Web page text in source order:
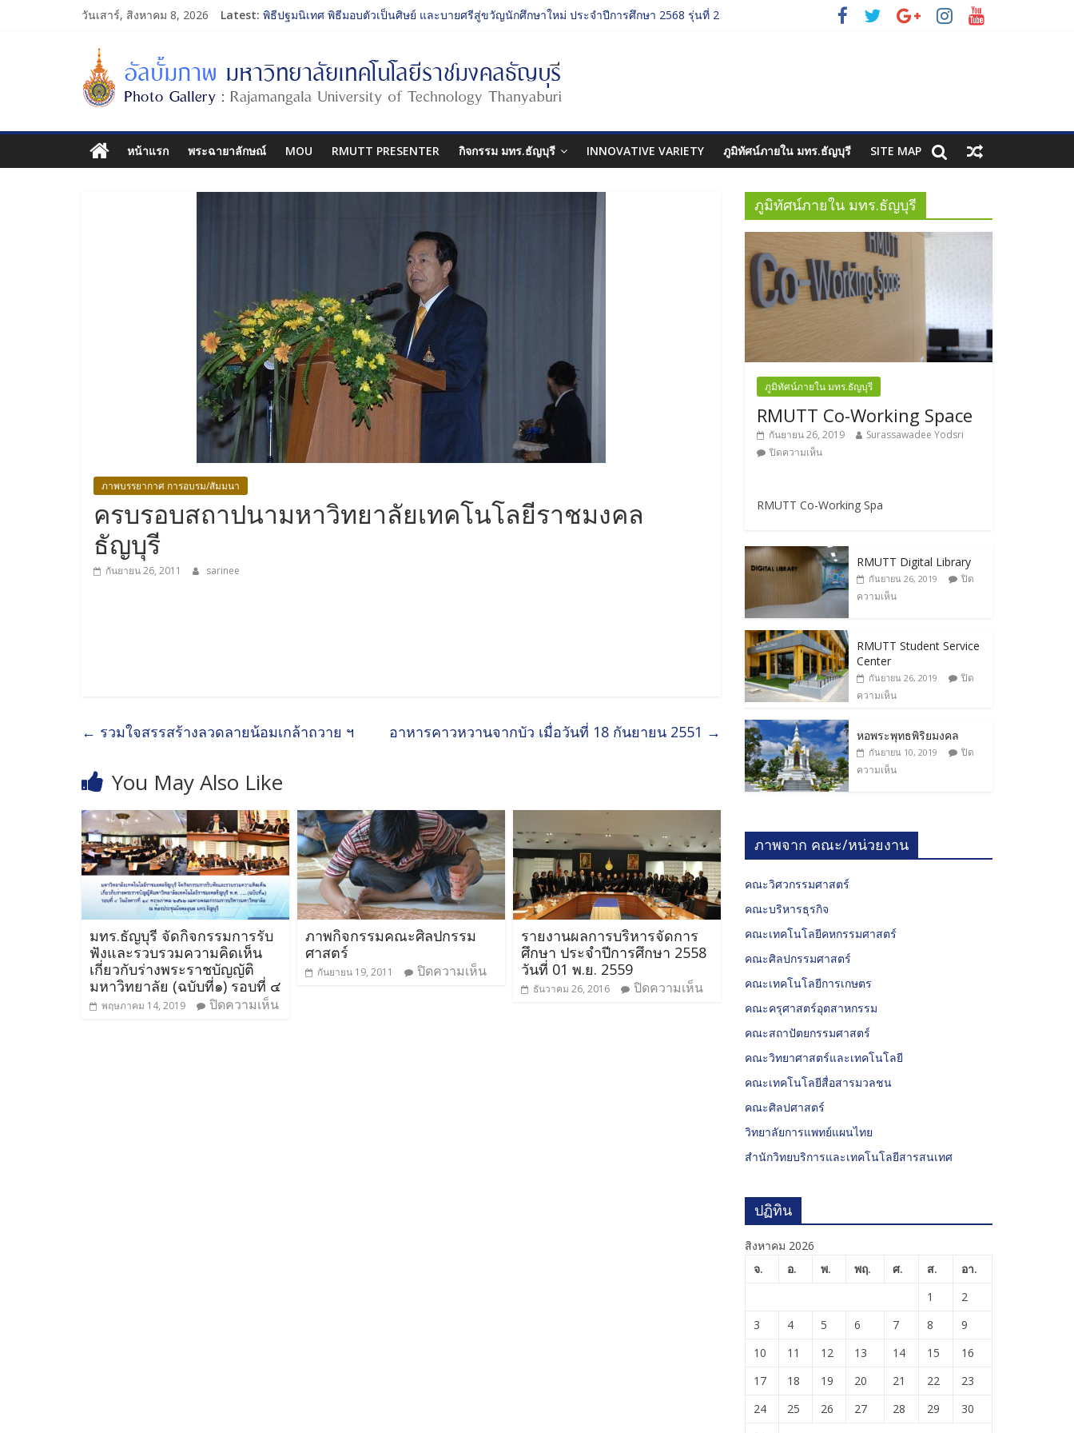
วันเสาร์, สิงหาคม 8, 2026 Latest: พิธีปฐมนิเทศ พิธีมอบตัวเป็นศิษย์ และบายศรีสู่ขวัญนักศึกษาใหม่ ประจำปีการศึกษา 2568 รุ่นที่ 2
รับน้องเข้าคณะศิลปกรรมศาสตร์ “โยนลูกรักษ์”
พิธีปฐมนิเทศ พิธีมอบตัวเป็นศิษย์ และบายศรีสู่ขวัญนักศึกษาใหม่ ประจำปีการศึกษา 2568 รุ่นที่ 3
หน้าแรก พระฉายาลักษณ์ MOU RMUTT PRESENTER กิจกรรม มทร.ธัญบุรี INNOVATIVE VARIETY ภูมิทัศน์ภายใน มทร.ธัญบุรี SITE MAP
ภาพบรรยากาศ การอบรม/สัมมนา
ครบรอบสถาปนามหาวิทยาลัยเทคโนโลยีราชมงคล
ธัญบุรี
กันยายน 26, 2011 sarinee
← รวมใจสรรสร้างลวดลายน้อมเกล้าถวาย ฯ อาหารคาวหวานจากบัว เมื่อวันที่ 18 กันยายน 2551 →
You May Also Like
มทร.ธัญบุรี จัดกิจกรรมการรับ
ฟังและรวบรวมความคิดเห็น
เกี่ยวกับร่างพระราชบัญญัติ
มหาวิทยาลัย (ฉบับที่๑) รอบที่ ๔
พฤษภาคม 14, 2019 ปิดความเห็น
ภาพกิจกรรมคณะศิลปกรรม
ศาสตร์
กันยายน 19, 2011 ปิดความเห็น
รายงานผลการบริหารจัดการ
ศึกษา ประจำปีการศึกษา 2558
วันที่ 01 พ.ย. 2559
ธันวาคม 26, 2016 ปิดความเห็น
ภูมิทัศน์ภายใน มทร.ธัญบุรี
ภูมิทัศน์ภายใน มทร.ธัญบุรี
RMUTT Co-Working Space
กันยายน 26, 2019
Surassawadee Yodsri
ปิดความเห็น
RMUTT Co-Working Spa
RMUTT Digital Library
กันยายน 26, 2019
ปิด
ความเห็น
RMUTT Student Service
Center
กันยายน 26, 2019
ปิด
ความเห็น
หอพระพุทธพิริยมงคล
กันยายน 10, 2019
ปิด
ความเห็น
ภาพจาก คณะ/หน่วยงาน
คณะวิศวกรรมศาสตร์
คณะบริหารธุรกิจ
คณะเทคโนโลยีคหกรรมศาสตร์
คณะศิลปกรรมศาสตร์
คณะเทคโนโลยีการเกษตร
คณะครุศาสตร์อุตสาหกรรม
คณะสถาปัตยกรรมศาสตร์
คณะวิทยาศาสตร์และเทคโนโลยี
คณะเทคโนโลยีสื่อสารมวลชน
คณะศิลปศาสตร์
วิทยาลัยการแพทย์แผนไทย
สำนักวิทยบริการและเทคโนโลยีสารสนเทศ
ปฏิทิน
สิงหาคม 2026
จ.
อ. พ. พฤ. ศ. ส. อา.
1
2
3
4 5 6 7 8
9
10
11 12 13 14 15
16
17
18 19 20 21 22
23
24
25 26 27 28 29
30